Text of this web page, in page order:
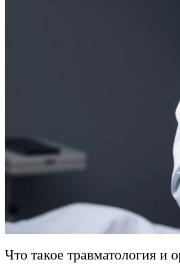
Что такое травматология и